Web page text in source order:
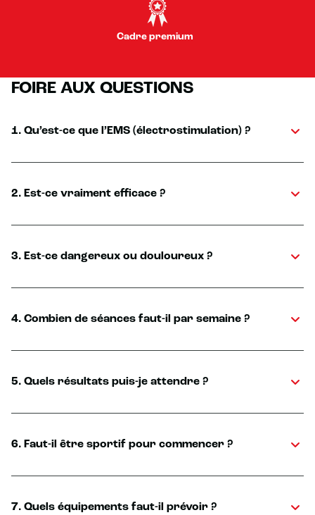
Cadre premium
FOIRE AUX QUESTIONS
1. Qu’est-ce que l’EMS (électrostimulation) ?
2. Est-ce vraiment efficace ?
3. Est-ce dangereux ou douloureux ?
4. Combien de séances faut-il par semaine ?
5. Quels résultats puis-je attendre ?
6. Faut-il être sportif pour commencer ?
7. Quels équipements faut-il prévoir ?